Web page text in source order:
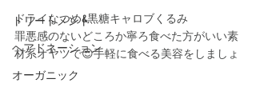
トリートメント
ヘアドネーション
オーガニック
ドライなつめ&黒糖キャロブくるみ
罪悪感のないどころか寧ろ食べた方がいい素
材系オヤツで😍手軽に食べる美容をしましょ